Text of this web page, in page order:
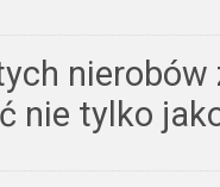
nie tylko